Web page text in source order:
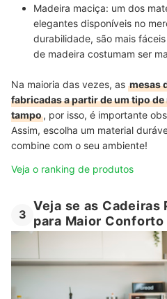
Madeira maciça: um dos
elegantes disponíveis no
durabilidade, são mais
de madeira costumam ser
Na maioria das vezes, as mesas
fabricadas a partir de um tipo
tampo, por isso, é importante
Assim, escolha um material
combine com o seu ambiente!
Veja o ranking de produtos
3
Veja se as Cadeiras
para Maior